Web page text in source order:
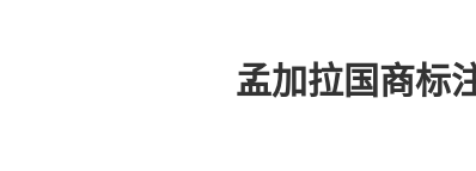
孟加拉国商标